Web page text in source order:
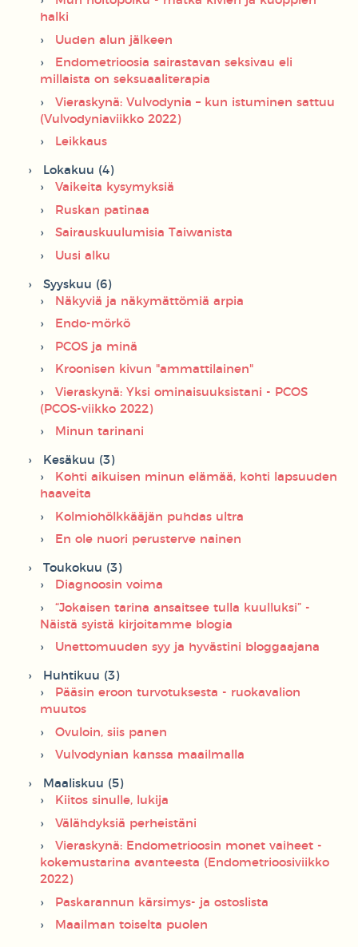
halki
Uuden alun jälkeen
Endometrioosia sairastavan seksivau eli
millaista on seksuaaliterapia
Vieraskynä: Vulvodynia – kun istuminen sattuu
(Vulvodyniaviikko 2022)
Leikkaus
Lokakuu (4)
Vaikeita kysymyksiä
Ruskan patinaa
Sairauskuulumisia Taiwanista
Uusi alku
Syyskuu (6)
Näkyviä ja näkymättömiä arpia
Endo-mörkö
PCOS ja minä
Kroonisen kivun "ammattilainen"
Vieraskynä: Yksi ominaisuuksistani - PCOS
(PCOS-viikko 2022)
Minun tarinani
Kesäkuu (3)
Kohti aikuisen minun elämää, kohti lapsuuden
haaveita
Kolmiohölkkääjän puhdas ultra
En ole nuori perusterve nainen
Toukokuu (3)
Diagnoosin voima
“Jokaisen tarina ansaitsee tulla kuulluksi” -
Näistä syistä kirjoitamme blogia
Unettomuuden syy ja hyvästini bloggaajana
Huhtikuu (3)
Pääsin eroon turvotuksesta - ruokavalion
muutos
Ovuloin, siis panen
Vulvodynian kanssa maailmalla
Maaliskuu (5)
Kiitos sinulle, lukija
Välähdyksiä perheistäni
Vieraskynä: Endometrioosin monet vaiheet -
kokemustarina avanteesta (Endometrioosiviikko
2022)
Paskarannun kärsimys- ja ostoslista
Maailman toiselta puolen